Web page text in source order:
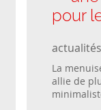
pour
La
allie de